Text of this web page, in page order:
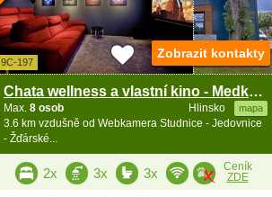
9C-197
Chata wellness a vlastní kino - Medkovy Kopce
Hlinsko mapa
Max. 8 osob
3.6 km vzdušně od Webkamera Studnice - Jedovnice
- Žďárské...
Zobrazit kontakty
2x 3x 3x
Ceník
ZDE